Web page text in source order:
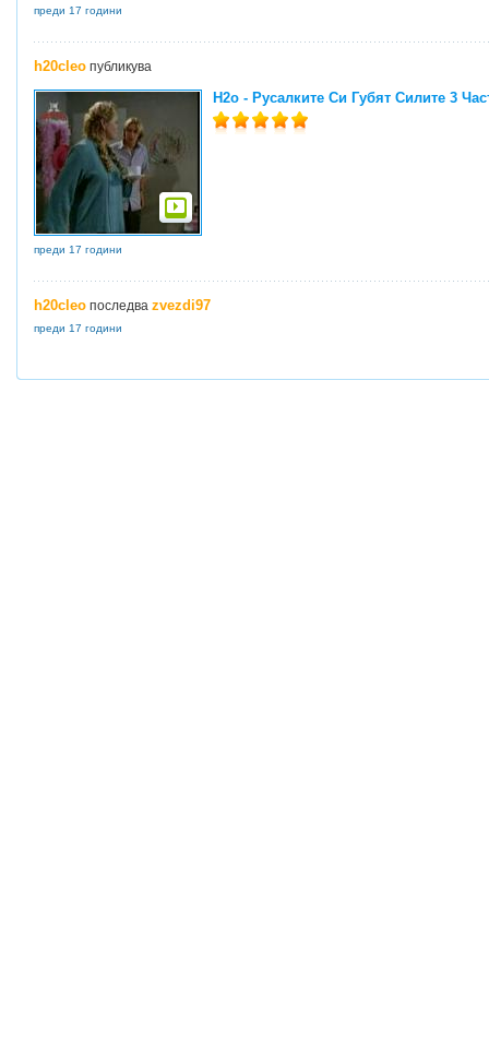
преди 17 години
h20cleo публикува
H2o - Русалките Си Губят Силите 3
преди 17 години
h20cleo последва zvezdi97
преди 17 години